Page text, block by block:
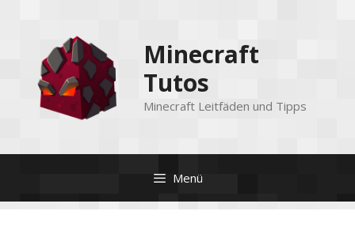
springen
Minecraft
Tutos
Minecraft Leitfäden und Tipps
Menü